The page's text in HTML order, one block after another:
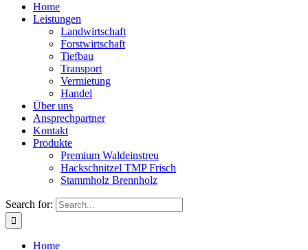
Home
Leistungen
Landwirtschaft
Forstwirtschaft
Tiefbau
Transport
Vermietung
Handel
Über uns
Ansprechpartner
Kontakt
Produkte
Premium Waldeinstreu
Hackschnitzel TMP Frisch
Stammholz Brennholz
Search for:
Home